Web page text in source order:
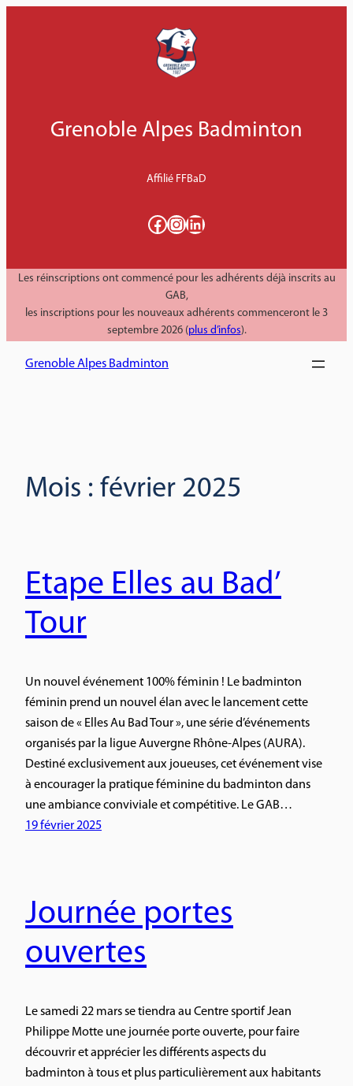
Grenoble Alpes Badminton
Affilié FFBaD
Facebook InstagramLinkedIn
Les réinscriptions ont commencé pour les adhérents déjà inscrits au
GAB,
les inscriptions pour les nouveaux adhérents commenceront le 3
septembre 2026 (plus d’infos).
Grenoble Alpes Badminton
Mois : février 2025
Etape Elles au Bad’
Tour
Un nouvel événement 100% féminin ! Le badminton
féminin prend un nouvel élan avec le lancement cette
saison de « Elles Au Bad Tour », une série d’événements
organisés par la ligue Auvergne Rhône-Alpes (AURA).
Destiné exclusivement aux joueuses, cet événement vise
à encourager la pratique féminine du badminton dans
une ambiance conviviale et compétitive. Le GAB…
19 février 2025
Journée portes
ouvertes
Le samedi 22 mars se tiendra au Centre sportif Jean
Philippe Motte une journée porte ouverte, pour faire
découvrir et apprécier les différents aspects du
badminton à tous et plus particulièrement aux habitants